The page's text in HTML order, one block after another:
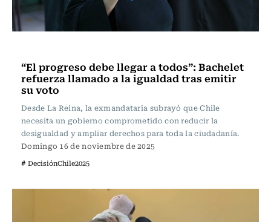
“El progreso debe llegar a todos”: Bachelet
refuerza llamado a la igualdad tras emitir
su voto
Desde La Reina, la exmandataria subrayó que Chile
necesita un gobierno comprometido con reducir la
desigualdad y ampliar derechos para toda la ciudadanía.
Domingo 16 de noviembre de 2025
# DecisiónChile2025